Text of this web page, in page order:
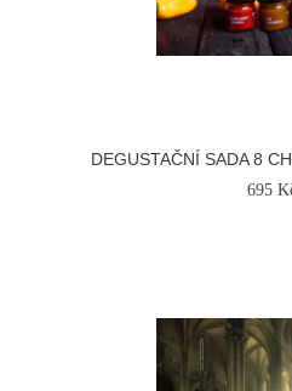
DEGUSTAČNÍ SADA 8
695